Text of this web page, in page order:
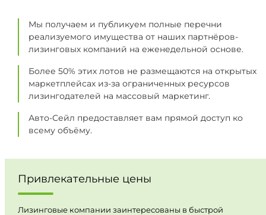
Мы получаем и публикуем полные перечни
реализуемого имущества от наших партнёров-
лизинговых компаний на еженедельной основе.
Более 50% этих лотов не размещаются на открытых
маркетплейсах из-за ограниченных ресурсов
лизингодателей на массовый маркетинг.
Авто-Сейл предоставляет вам прямой доступ ко
всему объёму.
Привлекательные цены
Лизинговые компании заинтересованы в быстрой